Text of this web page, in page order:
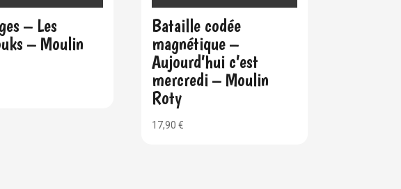
– Les
– Moulin
Bataille codée
magnétique –
Aujourd’hui c’est
mercredi – Moulin
Roty
17,90€